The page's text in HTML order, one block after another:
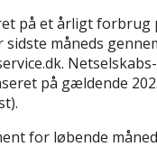
på et årligt forbrug
sidste måneds
på gældende
for løbende